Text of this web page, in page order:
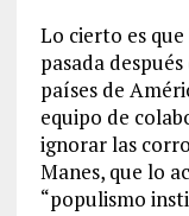
Lo cierto es
pasada
países de
equipo de
ignorar las
Manes, que lo
“populismo